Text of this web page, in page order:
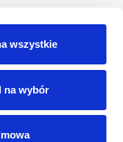
wszystkie
na wybór
i